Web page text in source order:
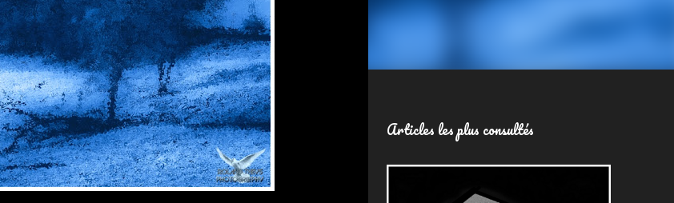
Articles les plus consultés